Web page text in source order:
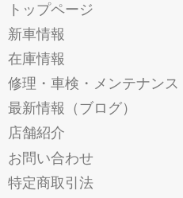
トップページ
新車情報
在庫情報
修理・車検・メンテナンス
最新情報（ブログ）
店舗紹介
お問い合わせ
特定商取引法